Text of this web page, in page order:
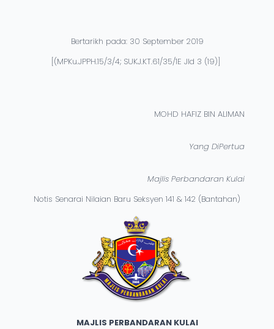
Bertarikh pada: 30 September 2019
[(MPKu.JPPH.15/3/4; SUKJ.KT.61/35/1E Jld 3 (19)]
MOHD HAFIZ BIN ALIMAN
Yang DiPertua
Majlis Perbandaran Kulai
Notis Senarai Nilaian Baru Seksyen 141 & 142 (Bantahan)
MAJLIS PERBANDARAN KULAI